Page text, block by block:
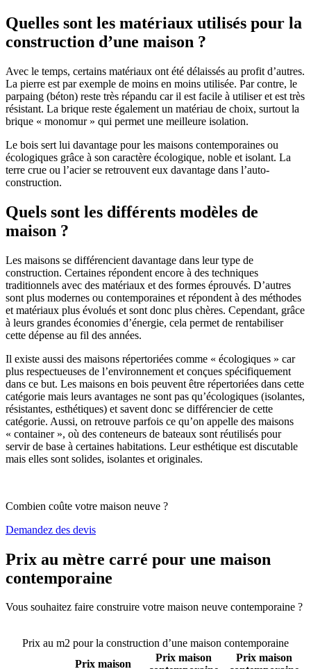
Quelles sont les matériaux utilisés pour la
construction d’une maison ?
Avec le temps, certains matériaux ont été délaissés au profit d’autres.
La pierre est par exemple de moins en moins utilisée. Par contre, le
parpaing (béton) reste très répandu car il est facile à utiliser et est très
résistant. La brique reste également un matériau de choix, surtout la
brique « monomur » qui permet une meilleure isolation.
Le bois sert lui davantage pour les maisons contemporaines ou
écologiques grâce à son caractère écologique, noble et isolant. La
terre crue ou l’acier se retrouvent eux davantage dans l’auto-
construction.
Quels sont les différents modèles de
maison ?
Les maisons se différencient davantage dans leur type de
construction. Certaines répondent encore à des techniques
traditionnels avec des matériaux et des formes éprouvés. D’autres
sont plus modernes ou contemporaines et répondent à des méthodes
et matériaux plus évolués et sont donc plus chères. Cependant, grâce
à leurs grandes économies d’énergie, cela permet de rentabiliser
cette dépense au fil des années.
Il existe aussi des maisons répertoriées comme « écologiques » car
plus respectueuses de l’environnement et conçues spécifiquement
dans ce but. Les maisons en bois peuvent être répertoriées dans cette
catégorie mais leurs avantages ne sont pas qu’écologiques (isolantes,
résistantes, esthétiques) et savent donc se différencier de cette
catégorie. Aussi, on retrouve parfois ce qu’on appelle des maisons
« container », où des conteneurs de bateaux sont réutilisés pour
servir de base à certaines habitations. Leur esthétique est discutable
mais elles sont solides, isolantes et originales.
Combien coûte votre maison neuve ?
Demandez des devis
Prix au mètre carré pour une maison
contemporaine
Vous souhaitez faire construire votre maison neuve contemporaine ?
Prix au m2 pour la construction d’une maison contemporaine
Prix maison
Prix maison
Prix maison